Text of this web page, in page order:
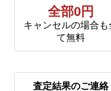
全部0円
キャンセルの場合も
て無料
査定結果のご連絡